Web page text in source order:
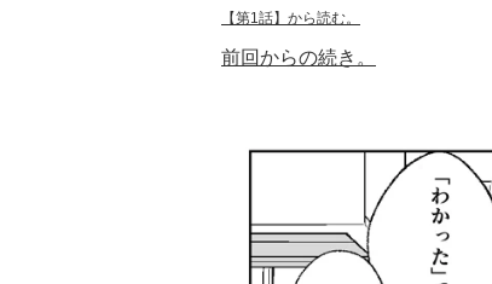
【第1話】から読む。
前回からの続き。